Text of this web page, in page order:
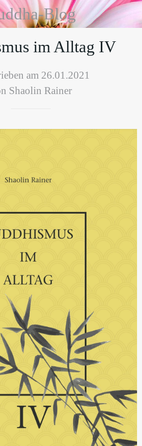
Blog
im Alltag IV
am 26.01.2021
Shaolin Rainer